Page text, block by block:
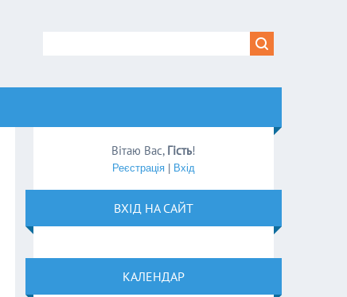
Вітаю Вас, Гість!
Реєстрація Вхід
ВХІД НА САЙТ
КАЛЕНДАР